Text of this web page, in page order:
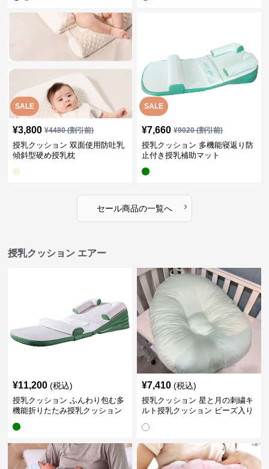
SALE
¥3,800 ¥4480(割引前)
授乳クッション 双面使用防吐乳
傾斜型硬め授乳枕
SALE
¥7,660 ¥9020(割引前)
授乳クッション 多機能寝返り防
止付き授乳補助マット
セール商品の一覧へ ›
授乳クッション エアー
¥11,200 (税込)
授乳クッション ふんわり包む多
機能折りたたみ授乳クッション
¥7,410 (税込)
授乳クッション 星と月の刺繍キ
ルト授乳クッション ビーズ入り